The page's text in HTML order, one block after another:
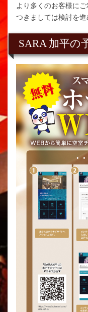
より多くのお客様に
つきましては検討を進
SARA 加平の